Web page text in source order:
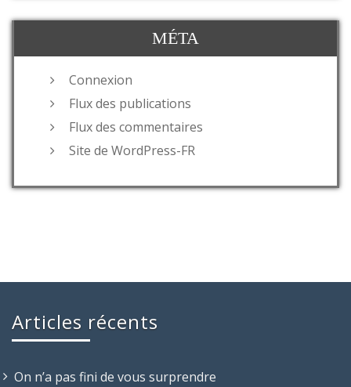
MÉTA
Connexion
Flux des publications
Flux des commentaires
Site de WordPress-FR
Articles récents
On n’a pas fini de vous surprendre